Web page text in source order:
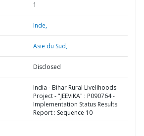
1
Inde,
Asie du Sud,
Disclosed
India - Bihar Rural Livelihoods
Project - "JEEViKA" : P090764 -
Implementation Status Results
Report : Sequence 10